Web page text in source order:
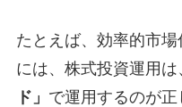
たとえば、効率的市
には、株式投資運用は
ド」 で運用するのが